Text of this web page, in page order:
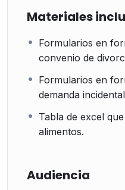
Materiales
Formularios en
convenio de
Formularios en
demanda
Tabla de excel
alimentos.
Audiencia